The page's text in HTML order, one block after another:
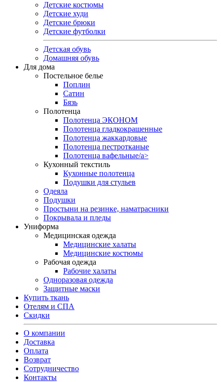
Детские костюмы
Детские худи
Детские брюки
Детские футболки
Детская обувь
Домашняя обувь
Для дома
Постельное белье
Поплин
Сатин
Бязь
Полотенца
Полотенца ЭКОНОМ
Полотенца гладкокрашенные
Полотенца жаккардовые
Полотенца пестротканые
Полотенца вафельные/a>
Кухонный текстиль
Кухонные полотенца
Подушки для стульев
Одеяла
Подушки
Простыни на резинке, наматрасники
Покрывала и пледы
Униформа
Медицинская одежда
Медицинские халаты
Медицинские костюмы
Рабочая одежда
Рабочие халаты
Одноразовая одежда
Защитные маски
Купить ткань
Отелям и СПА
Скидки
О компании
Доставка
Оплата
Возврат
Сотрудничество
Контакты